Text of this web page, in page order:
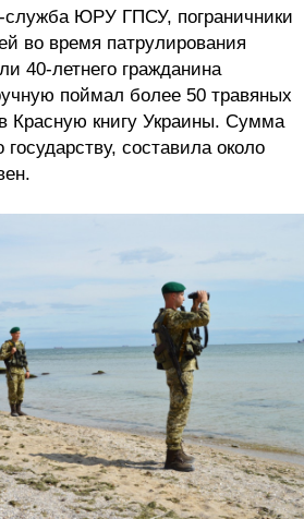
служба ЮРУ ГПСУ, пограничники
во время патрулирования
40-летнего гражданина
поймал более 50 травяных
Красную книгу Украины. Сумма
составила около